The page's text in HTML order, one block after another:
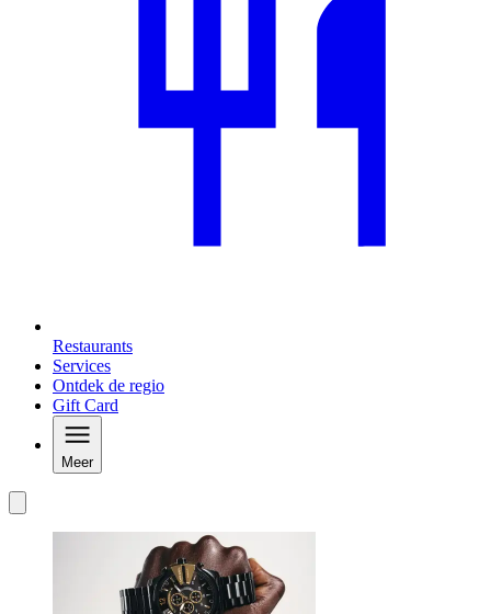
Restaurants
Services
Ontdek de regio
Gift Card
Meer